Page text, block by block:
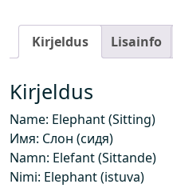
t
u
v
)
k
o
g
Kirjeldus Lisainfo
Kirjeldus
Name: Elephant (Sitting)
Имя: Слон (сидя)
Namn: Elefant (Sittande)
Nimi: Elephant (istuva)